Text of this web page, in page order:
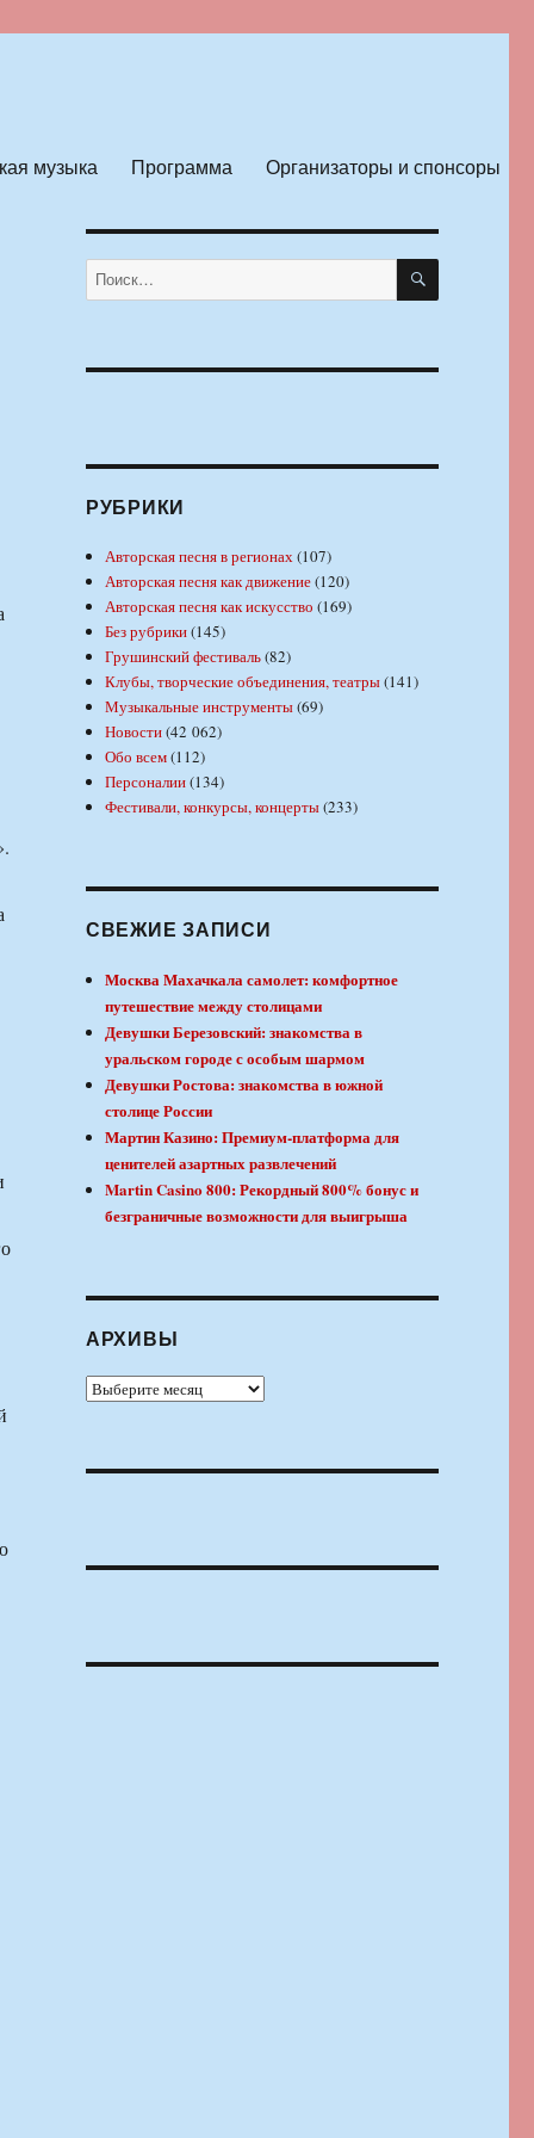
музыка Программа Организаторы и спонсоры
Искать: ПОИСК
РУБРИКИ
Авторская песня в регионах(107)
Авторская песня как движение(120)
Авторская песня как искусство (169)
Без рубрики(145)
Грушинский фестиваль(82)
Клубы, творческие объединения, театры(141)
Музыкальные инструменты(69)
Новости(42 062)
Обо всем(112)
Персоналии(134)
Фестивали, конкурсы, концерты(233)
СВЕЖИЕ ЗАПИСИ
Москва Махачкала самолет: комфортное
путешествие между столицами
Девушки Березовский: знакомства в
уральском городе с особым шармом
Девушки Ростова: знакомства в южной
столице России
Мартин Казино: Премиум-платформа для
ценителей азартных развлечений
Martin Casino 800: Рекордный 800% бонус и
безграничные возможности для выигрыша
АРХИВЫ
Архивы